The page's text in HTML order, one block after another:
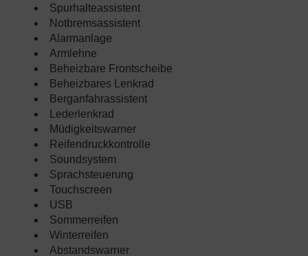
Spurhalteassistent
Notbremsassistent
Alarmanlage
Armlehne
Beheizbare Frontscheibe
Beheizbares Lenkrad
Berganfahrassistent
Lederlenkrad
Müdigkeitswarner
Reifendruckkontrolle
Soundsystem
Sprachsteuerung
Touchscreen
USB
Sommerreifen
Winterreifen
Abstandswarner